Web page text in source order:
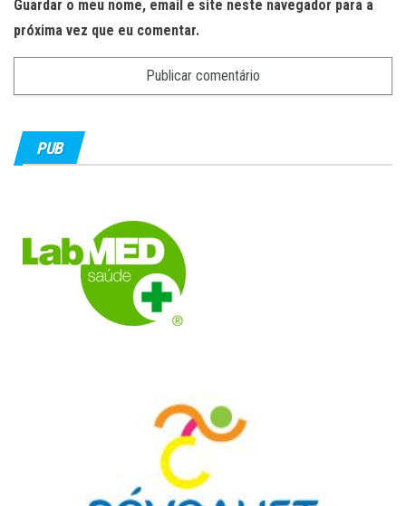
Guardar o meu nome, email e site neste navegador para a
próxima vez que eu comentar.
PUB